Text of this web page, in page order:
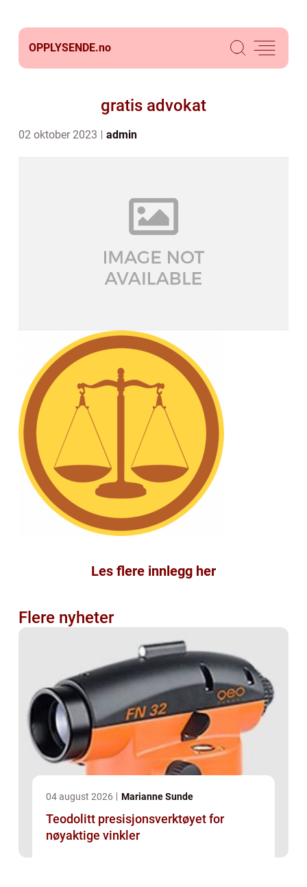
OPPLYSENDE.no
gratis advokat
02 oktober 2023 admin
Les flere innlegg her
Flere nyheter
04 august 2026 Marianne Sunde
Teodolitt presisjonsverktøyet for
nøyaktige vinkler